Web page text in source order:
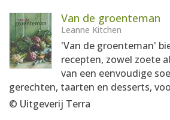
Van de groenteman
Leanne Kitchen
'Van de groenteman'
recepten, zowel zoete
van een eenvoudige
gerechten, taarten en desserts,
© Uitgeverij Terra